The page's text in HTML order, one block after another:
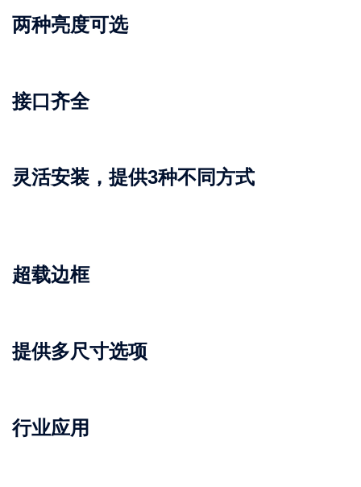
两种亮度可选
接口齐全
灵活安装，提供3种不同方式
超载边框
提供多尺寸选项
行业应用